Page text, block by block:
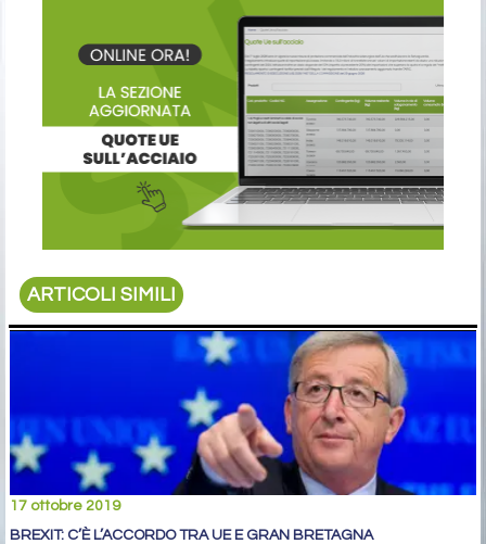
ARTICOLI SIMILI
17 ottobre 2019
BREXIT: C’È L’ACCORDO TRA UE E GRAN BRETAGNA